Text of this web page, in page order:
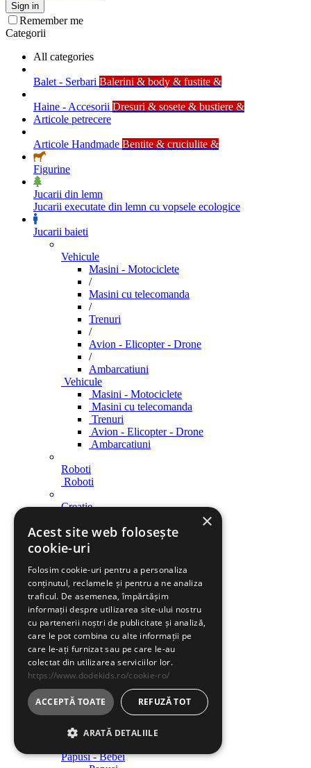
Sign in
Remember me
Categorii
All categories
Balet - Serbari Balerini & body & fustite &
Haine - Accesorii Dresuri & sosete & bustiere &
Articole petrecere
Articole Handmade Bentite & cruciulite &
Figurine
Jucarii din lemn
Jucarii executate din lemn cu vopsele ecologice
Jucarii baieti
Vehicule
Masini - Motociclete
/
Masini cu telecomanda
/
Trenuri
/
Avion - Elicopter - Drone
/
Ambarcatiuni
Vehicule
Masini - Motociclete
Masini cu telecomanda
Trenuri
Avion - Elicopter - Drone
Ambarcatiuni
Roboti
Roboti
Creatie
Indemanare
Indemanare
Arme
Arme
Parcari / Circuite
Parcari / Circuite
Jucarii rol
Jucarii rol
Diverse
Diverse
Jucarii fete
Papusi - Bebei
×
Acest site web folosește
cookie-uri
Folosim cookie-uri pentru a personaliza
conținutul, reclamele și pentru a ne analiza
traficul. De asemenea, împărtășim
informații despre utilizarea site-ului nostru
cu partenerii noștri de publicitate și analiză,
care le pot combina cu alte informații pe
care le-ați furnizat sau pe care le-au
colectat din utilizarea serviciilor lor.
https://www.dodekids.ro/cookie-ro/
ACCEPTĂ TOATE REFUZĂ TOT
ARATĂ DETALIILE